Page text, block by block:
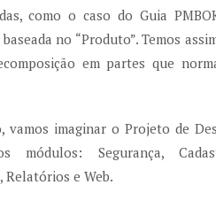
como o caso do Guia
no “Produto”. Temos
em partes que
vamos imaginar o Projeto de
módulos: Segurança,
Relatórios e Web.